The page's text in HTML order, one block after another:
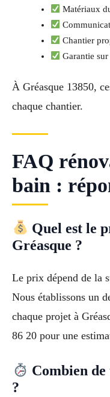
Matériaux
Chantier
Garantie
À Gréasque 13850,
chaque chantier.
FAQ
bain :
Quel est le
Gréasque ?
Le prix dépend de la
Nous établissons un
chaque projet à
86 20 pour une
Combien
?